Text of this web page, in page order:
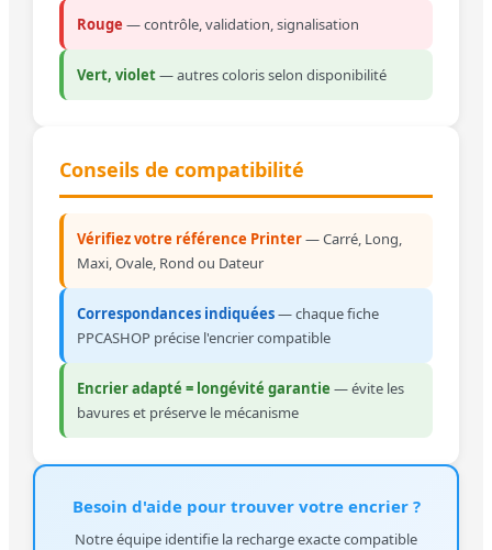
Rouge — contrôle, validation, signalisation
Vert, violet— autres coloris selon disponibilité
Conseils de compatibilité
Vérifiez votre référence Printer— Carré, Long,
Maxi, Ovale, Rond ou Dateur
Correspondances indiquées— chaque fiche
PPCASHOP précise l'encrier compatible
Encrier adapté = longévité garantie — évite les
bavures et préserve le mécanisme
Besoin d'aide pour trouver votre encrier ?
Notre équipe identifie la recharge exacte compatible